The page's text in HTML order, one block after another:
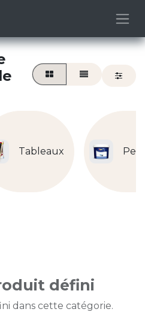
Tableaux
défini
dans cette catégorie.